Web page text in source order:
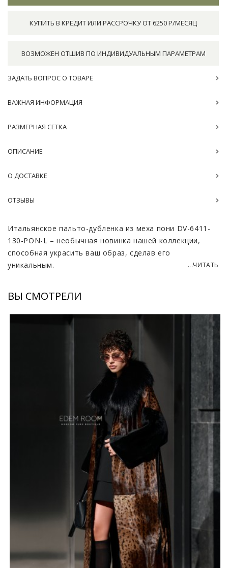
КУПИТЬ В КРЕДИТ ИЛИ РАССРОЧКУ ОТ 6250 Р/МЕСЯЦ
ВОЗМОЖЕН ОТШИВ ПО ИНДИВИДУАЛЬНЫМ ПАРАМЕТРАМ
ЗАДАТЬ ВОПРОС О ТОВАРЕ
ВАЖНАЯ ИНФОРМАЦИЯ
РАЗМЕРНАЯ СЕТКА
ОПИСАНИЕ
О ДОСТАВКЕ
ОТЗЫВЫ
Итальянское пальто-дубленка из меха пони DV-6411-
130-PON-L – необычная новинка нашей коллекции,
способная украсить ваш образ, сделав его
уникальным.
пони, это пальто притягивает взгляды своим
и индивидуальности. Мягкая и шелковистая текстура
меха дарит невероятные тактильные ощущения, а его
превосходные теплоизоляционные свойства
обеспечивают надежную защиту от зимних морозов.
Особое внимание уделено деталям, подчеркивающим
изысканность этой модели. Съемный воротник
выполнен из натурального пушистого меха лисы
придает образу дополнительный шарм. Внутренняя
отделка из нежной кожи ягненка черного цвета
создает ощущение невероятного комфорта.
Свободные, широкие рукава, выполненные из шерсти
стриженого испанского мериноса, отличаются своей
мягкостью и эластичностью, обеспечивая свободу
Эта модель – настоящая находка, сочетающая в себе
итальянский дизайн и безупречное качество. Размеры
(от 42 до 72) делает эту модель доступной для женщин
с разными типами телосложения. Пальто идеально
подходит для европейской зимы, обеспечивая
комфорт и тепло в умеренные морозы. Леопардовый
...ЧИТАТЬ
ВЫ СМОТРЕЛИ